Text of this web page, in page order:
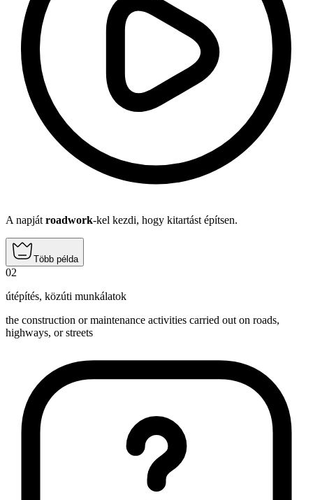
A napját roadwork-kel kezdi, hogy kitartást építsen.
Több példa
02
útépítés, közúti munkálatok
the construction or maintenance activities carried out on roads,
highways, or streets